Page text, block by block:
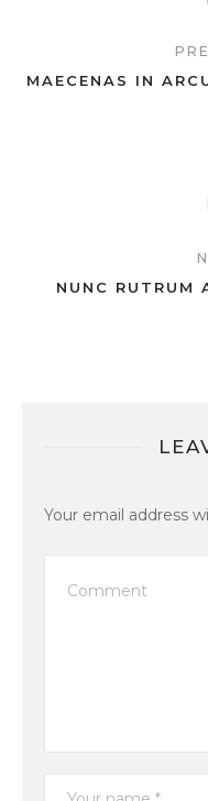
MAECENAS IN
NUNC RUTRUM
Your email address